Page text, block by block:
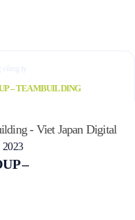
– TEAMBUILDING
2023
–